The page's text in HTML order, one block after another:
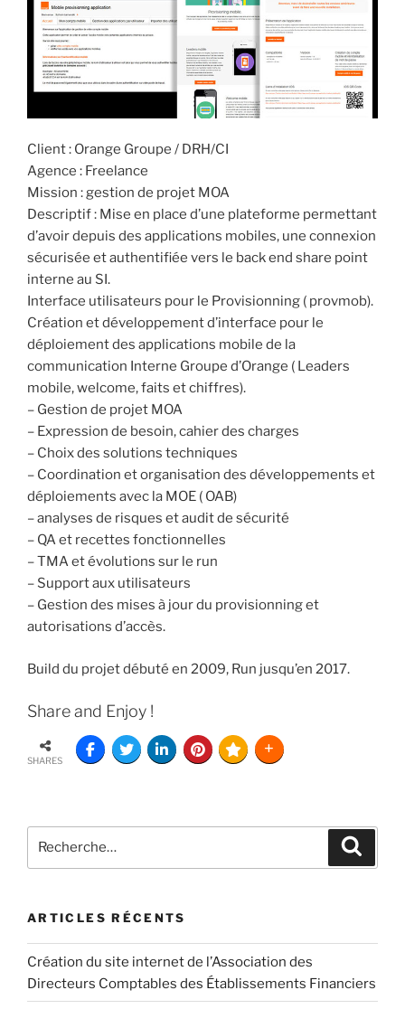
Client : Orange Groupe / DRH/CI
Agence : Freelance
Mission : gestion de projet MOA
Descriptif : Mise en place d’une plateforme permettant
d’avoir depuis des applications mobiles, une connexion
sécurisée et authentifiée vers le back end share point
interne au SI.
Interface utilisateurs pour le Provisionning ( provmob).
Création et développement d’interface pour le
déploiement des applications mobile de la
communication Interne Groupe d’Orange ( Leaders
mobile, welcome, faits et chiffres).
– Gestion de projet MOA
– Expression de besoin, cahier des charges
– Choix des solutions techniques
– Coordination et organisation des développements et
déploiements avec la MOE ( OAB)
– analyses de risques et audit de sécurité
– QA et recettes fonctionnelles
– TMA et évolutions sur le run
– Support aux utilisateurs
– Gestion des mises à jour du provisionning et
autorisations d’accès.
Build du projet débuté en 2009, Run jusqu’en 2017.
Share and Enjoy !
SHARES
ARTICLES RÉCENTS
Création du site internet de l’Association des
Directeurs Comptables des Établissements Financiers